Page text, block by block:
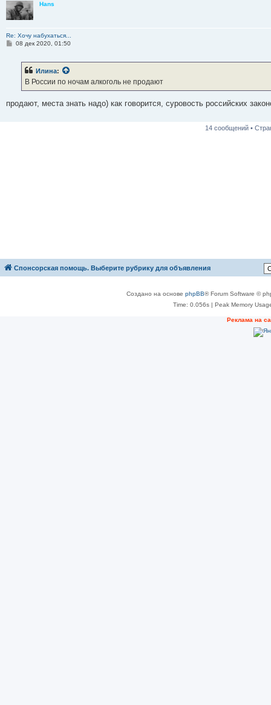
Hans
Re: Хочу набухаться...
С
е
08 дек 2020, 01:50
Илина:
В России по ночам алкоголь не продают
продают, места знать надо) как говорится, суровость российских
14 сообщений •
Спонсорская помощь. Выберите рубрику для объявления
Создано на основе phpBB® Forum Software ©
Time: 0.056s| Peak Memory
Реклама на